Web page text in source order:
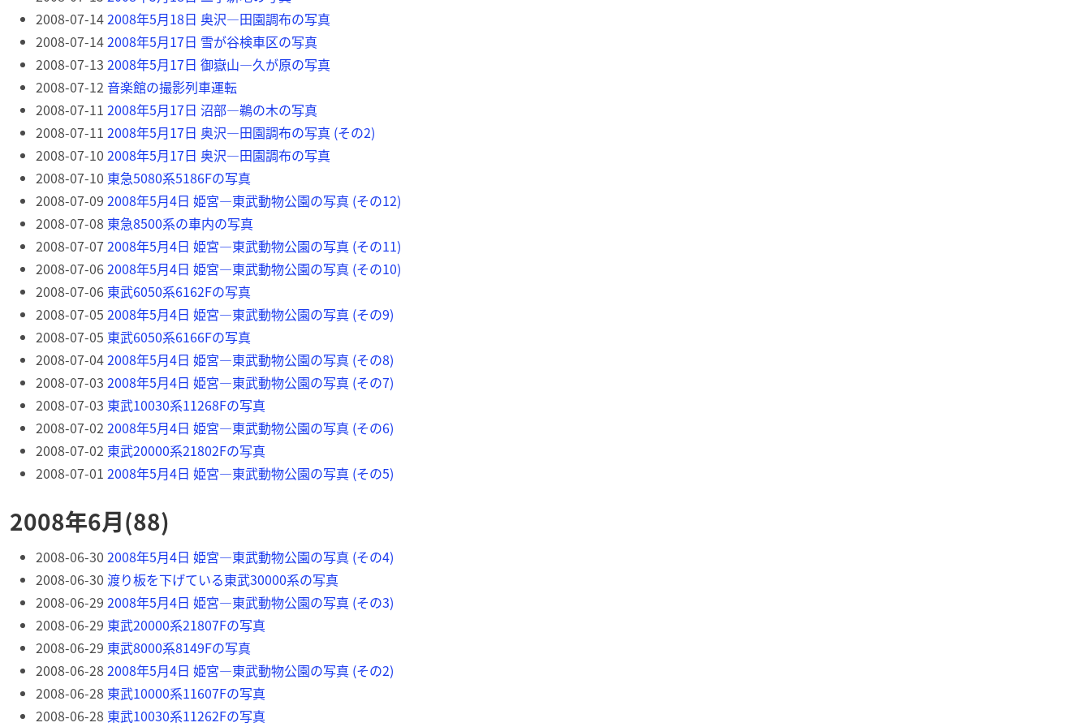
2008-07-142008年5月18日 奥沢―田園調布の写真
2008-07-142008年5月17日 雪が谷検車区の写真
2008-07-13 2008年5月17日 御嶽山―久が原の写真
2008-07-12 音楽館の撮影列車運転
2008-07-11 2008年5月17日 沼部―鵜の木の写真
2008-07-11 2008年5月17日 奥沢―田園調布の写真 (その2)
2008-07-10 2008年5月17日 奥沢―田園調布の写真
2008-07-10 東急5080系5186Fの写真
2008-07-09 2008年5月4日 姫宮―東武動物公園の写真 (その12)
2008-07-08 東急8500系の車内の写真
2008-07-07 2008年5月4日 姫宮―東武動物公園の写真 (その11)
2008-07-062008年5月4日 姫宮―東武動物公園の写真 (その10)
2008-07-06 東武6050系6162Fの写真
2008-07-05 2008年5月4日 姫宮―東武動物公園の写真 (その9)
2008-07-05 東武6050系6166Fの写真
2008-07-042008年5月4日 姫宮―東武動物公園の写真 (その8)
2008-07-03 2008年5月4日 姫宮―東武動物公園の写真 (その7)
2008-07-03 東武10030系11268Fの写真
2008-07-02 2008年5月4日 姫宮―東武動物公園の写真 (その6)
2008-07-02 東武20000系21802Fの写真
2008-07-01 2008年5月4日 姫宮―東武動物公園の写真 (その5)
2008年6月(88)
2008-06-30 2008年5月4日 姫宮―東武動物公園の写真 (その4)
2008-06-30 渡り板を下げている東武30000系の写真
2008-06-29 2008年5月4日 姫宮―東武動物公園の写真 (その3)
2008-06-29 東武20000系21807Fの写真
2008-06-29 東武8000系8149Fの写真
2008-06-28 2008年5月4日 姫宮―東武動物公園の写真 (その2)
2008-06-28 東武10000系11607Fの写真
2008-06-28 東武10030系11262Fの写真